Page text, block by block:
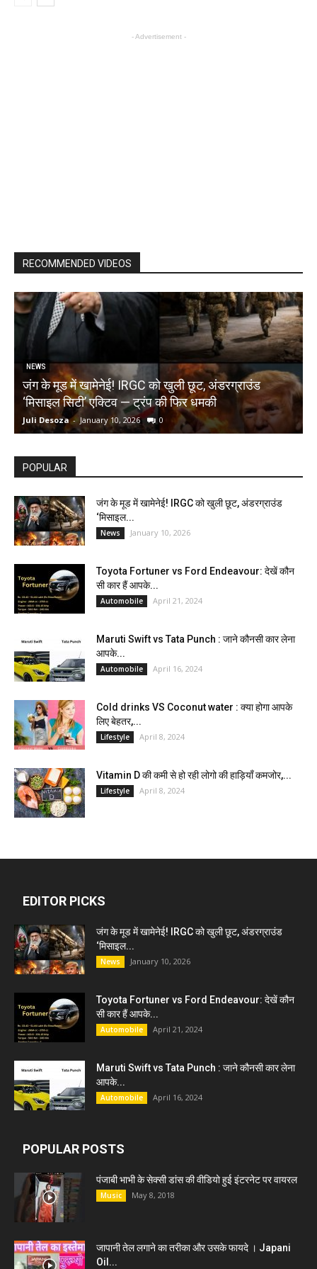
- Advertisement -
RECOMMENDED VIDEOS
NEWS
जंग के मूड में खामेनेई! IRGC को खुली छूट, अंडरग्राउंड
‘मिसाइल सिटी’ एक्टिव — ट्रंप की फिर धमकी
Juli Desoza - January 10, 2026 0
POPULAR
जंग के मूड में खामेनेई! IRGC को खुली छूट, अंडरग्राउंड
‘मिसाइल...
News January 10, 2026
Toyota Fortuner vs Ford Endeavour: देखें कौन
सी कार हैं आपके...
Automobile April 21, 2024
Maruti Swift vs Tata Punch : जाने कौनसी कार लेना
आपके...
Automobile April 16, 2024
Cold drinks VS Coconut water : क्या होगा आपके
लिए बेहतर,...
Lifestyle April 8, 2024
Vitamin D की कमी से हो रही लोगो की हाड़ियाँ कमजोर,...
Lifestyle April 8, 2024
EDITOR PICKS
जंग के मूड में खामेनेई! IRGC को खुली छूट, अंडरग्राउंड
‘मिसाइल...
News January 10, 2026
Toyota Fortuner vs Ford Endeavour: देखें कौन
सी कार हैं आपके...
Automobile April 21, 2024
Maruti Swift vs Tata Punch : जाने कौनसी कार लेना
आपके...
Automobile April 16, 2024
POPULAR POSTS
पंजाबी भाभी के सेक्सी डांस की वीडियो हुई इंटरनेट पर वायरल
Music May 8, 2018
जापानी तेल लगाने का तरीका और उसके फायदे । Japani
Oil...